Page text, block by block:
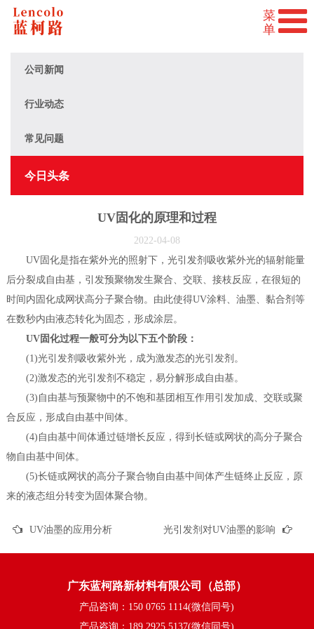
公司新闻
行业动态
常见问题
今日头条
UV固化的原理和过程
2022-04-08
UV固化是指在紫外光的照射下，光引发剂吸收紫外光的辐射能量
后分裂成自由基，引发预聚物发生聚合、交联、接枝反应，在很短的
时间内固化成网状高分子聚合物。由此使得UV涂料、油墨、黏合剂等
在数秒内由液态转化为固态，形成涂层。
UV固化过程一般可分为以下五个阶段：
(1)光引发剂吸收紫外光，成为激发态的光引发剂。
(2)激发态的光引发剂不稳定，易分解形成自由基。
(3)自由基与预聚物中的不饱和基团相互作用引发加成、交联或聚
合反应，形成自由基中间体。
(4)自由基中间体通过链增长反应，得到长链或网状的高分子聚合
物自由基中间体。
(5)长链或网状的高分子聚合物自由基中间体产生链终止反应，原
来的液态组分转变为固体聚合物。
UV油墨的应用分析 光引发剂对UV油墨的影响
广东蓝柯路新材料有限公司（总部）
产品咨询：150 0765 1114(微信同号)
产品咨询：189 2925 5137(微信同号)